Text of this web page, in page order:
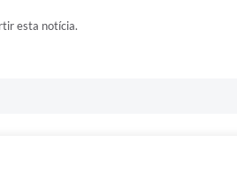
esta notícia.